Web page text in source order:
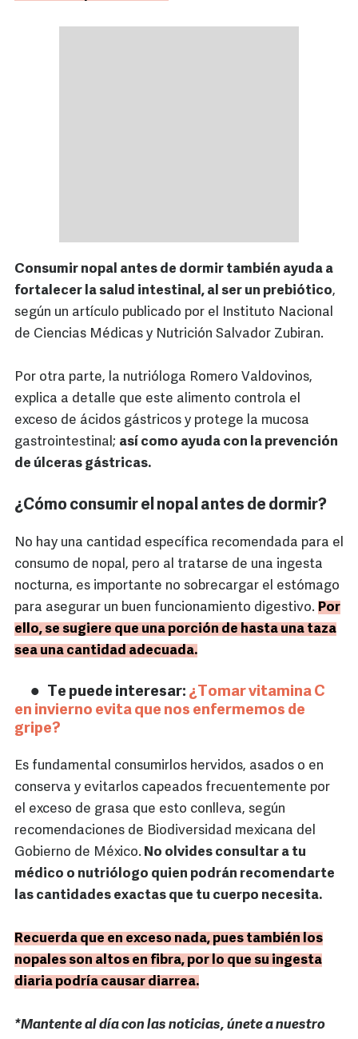
Consumir nopal antes de dormir también ayuda a
fortalecer la salud intestinal, al ser un prebiótico,
según un artículo publicado por el Instituto Nacional
de Ciencias Médicas y Nutrición Salvador Zubiran.
Por otra parte, la nutrióloga Romero Valdovinos,
explica a detalle que este alimento controla el
exceso de ácidos gástricos y protege la mucosa
gastrointestinal; así como ayuda con la prevención
de úlceras gástricas.
¿Cómo consumir el nopal antes de dormir?
No hay una cantidad específica recomendada para el
consumo de nopal, pero al tratarse de una ingesta
nocturna, es importante no sobrecargar el estómago
para asegurar un buen funcionamiento digestivo. Por
ello, se sugiere que una porción de hasta una taza
sea una cantidad adecuada.
Te puede interesar: ¿Tomar vitamina C
en invierno evita que nos enfermemos de
gripe?
Es fundamental consumirlos hervidos, asados o en
conserva y evitarlos capeados frecuentemente por
el exceso de grasa que esto conlleva, según
recomendaciones de Biodiversidad mexicana del
Gobierno de México. No olvides consultar a tu
médico o nutriólogo quien podrán recomendarte
las cantidades exactas que tu cuerpo necesita.
Recuerda que en exceso nada, pues también los
nopales son altos en fibra, por lo que su ingesta
diaria podría causar diarrea.
*Mantente al día con las noticias, únete a nuestro